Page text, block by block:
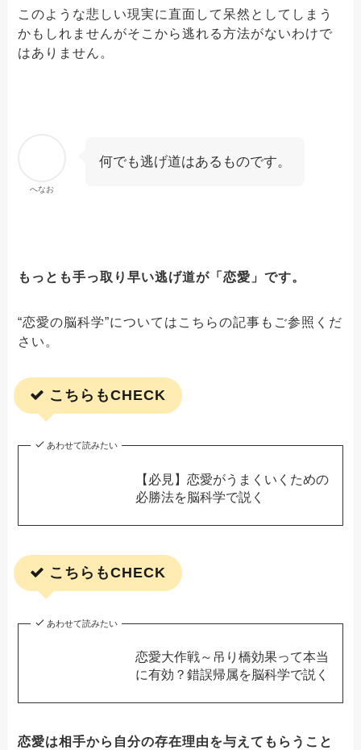
このような悲しい現実に直面して呆然としてしまう
かもしれませんがそこから逃れる方法がないわけで
はありません。
へなお
何でも逃げ道はあるものです。
もっとも手っ取り早い逃げ道が「恋愛」です。
“恋愛の脳科学”についてはこちらの記事もご参照くだ
さい。
こちらもCHECK
あわせて読みたい
【必見】恋愛がうまくいくための
必勝法を脳科学で説く
こちらもCHECK
あわせて読みたい
恋愛大作戦～吊り橋効果って本当
に有効？錯誤帰属を脳科学で説く
恋愛は相手から自分の存在理由を与えてもらうこと